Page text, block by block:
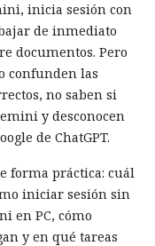
inicia sesión con
de inmediato
documentos. Pero
confunden las
no saben si
y desconocen
de ChatGPT.
forma práctica: cuál
iniciar sesión sin
en PC, cómo
y en qué tareas